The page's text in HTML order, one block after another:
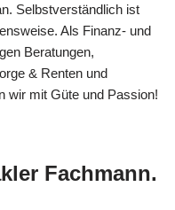
Selbstverständlich ist
Als Finanz- und
Beratungen,
& Renten und
wir mit Güte und Passion!
Fachmann.